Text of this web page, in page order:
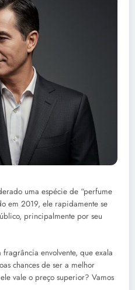
uma espécie de “perfume
em 2019, ele rapidamente se
principalmente por seu
envolvente, que exala
chances de ser a melhor
vale o preço superior? Vamos